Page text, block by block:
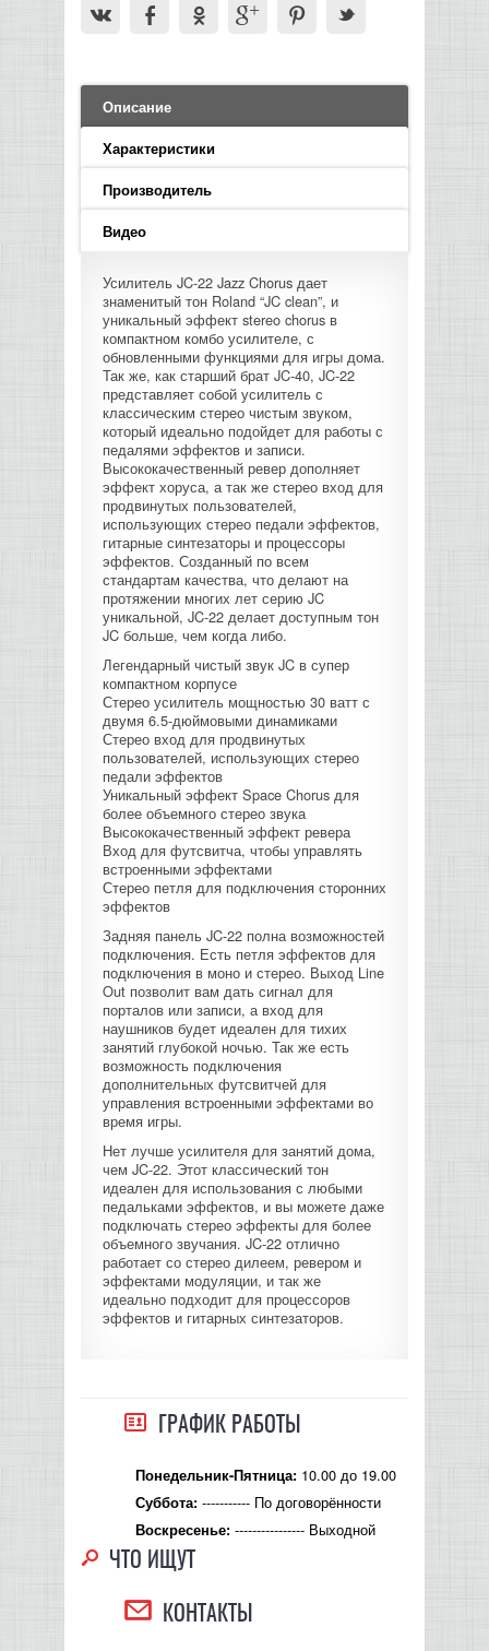
УСИЛИТЕЛИ
МИКШЕРЫ ЦИФРОВЫЕ
ЛИНЕЙНЫЕ МАССИВЫ
САБВУФЕРЫ ПАССИВНЫЕ
CD|DVD|FLASH|USB ПЛЕЕРЫ,
РЕКОРДЕРЫ
САБВУФЕРЫ АКТИВНЫЕ
КОМПЛЕКТУЮЩИЕ ДЛЯ
АКУСТИЧЕСКИХ СИСТЕМ
КОНТРОЛЛЕРЫ АС И КРОССОВЕРЫ
НАУШНИКИ
LED PAR
БАСОВЫЕ УСИЛИТЕЛИ И КАБИНЕТЫ
ГИТАРНЫЕ ПРИНАДЛЕЖНОСТИ
СЕМПЛЕРЫ И ГРУВБОКСЫ
СТОЙКИ ДЛЯ КЛАВИШНЫХ
ПРЕАМПЫ И МИКРОФОННЫЕ
ПРОГРАММНОЕ ОБЕСПЕЧЕНИЕ
ФЛЕЙТЫ
ПРОИГРЫВАТЕЛИ ВИНИЛА
ВИДЕО РЕКОРДЕРЫ
ВИДЕО КОНВЕРТЕРЫ
АКУСТИЧЕСКИЕ
ГРОМКОГОВОРИТЕЛИ
АНОНСЫ НОВИНОК
ИНФОРМАЦИЯ
О МАГАЗИНЕ
КАК КУПИТЬ
ДОСТАВКА
ОПЛАТА
КОНТАКТЫ
Описание
Характеристики
Производитель
Видео
Усилитель JC-22 Jazz Chorus дает
знаменитый тон Roland “JC clean”, и
уникальный эффект stereo chorus в
компактном комбо усилителе, с
обновленными функциями для игры дома.
Так же, как старший брат JC-40, JC-22
представляет собой усилитель с
классическим стерео чистым звуком,
который идеально подойдет для работы с
педалями эффектов и записи.
Высококачественный ревер дополняет
эффект хоруса, а так же стерео вход для
продвинутых пользователей,
использующих стерео педали эффектов,
гитарные синтезаторы и процессоры
эффектов. Созданный по всем
стандартам качества, что делают на
протяжении многих лет серию JC
уникальной, JC-22 делает доступным тон
JC больше, чем когда либо.
Легендарный чистый звук JC в супер
компактном корпусе
Стерео усилитель мощностью 30 ватт с
двумя 6.5-дюймовыми динамиками
Стерео вход для продвинутых
пользователей, использующих стерео
педали эффектов
Уникальный эффект Space Chorus для
более объемного стерео звука
Высококачественный эффект ревера
Вход для футсвитча, чтобы управлять
встроенными эффектами
Стерео петля для подключения сторонних
эффектов
Задняя панель JC-22 полна возможностей
подключения. Есть петля эффектов для
подключения в моно и стерео. Выход Line
Out позволит вам дать сигнал для
порталов или записи, а вход для
наушников будет идеален для тихих
занятий глубокой ночью. Так же есть
возможность подключения
дополнительных футсвитчей для
управления встроенными эффектами во
время игры.
Нет лучше усилителя для занятий дома,
чем JC-22. Этот классический тон
идеален для использования с любыми
педальками эффектов, и вы можете даже
подключать стерео эффекты для более
объемного звучания. JC-22 отлично
работает со стерео дилеем, ревером и
эффектами модуляции, и так же
идеально подходит для процессоров
эффектов и гитарных синтезаторов.
ГРАФИК РАБОТЫ
Понедельник-Пятница: 10.00 до 19.00
Суббота: ----------- По договорённости
Воскресенье: ---------------- Выходной
ЧТО ИЩУТ
КОНТАКТЫ